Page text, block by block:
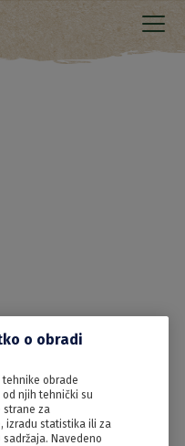
o obradi
tehnike obrade
njih tehnički su
strane za
izradu statistika ili za
Navedeno